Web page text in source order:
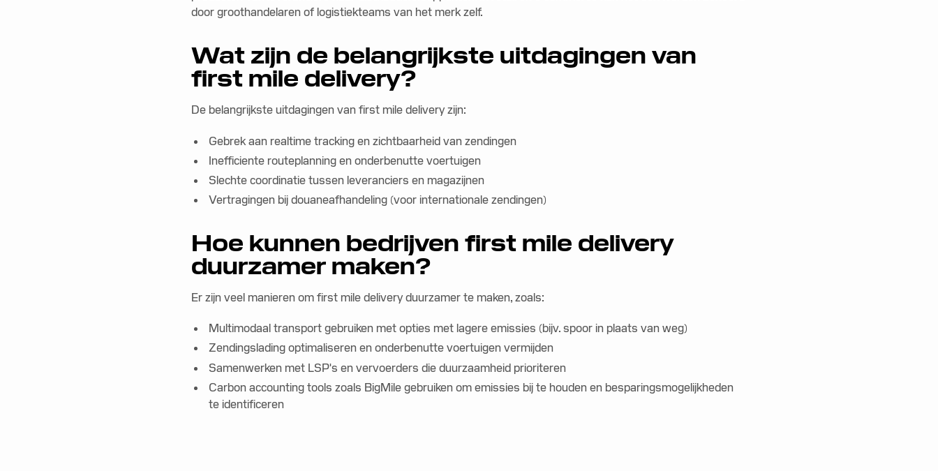
door groothandelaren of logistiekteams van het merk zelf.
Wat zijn de belangrijkste uitdagingen van
first mile delivery?
De belangrijkste uitdagingen van first mile delivery zijn:
Gebrek aan realtime tracking en zichtbaarheid van zendingen
Inefficiente routeplanning en onderbenutte voertuigen
Slechte coordinatie tussen leveranciers en magazijnen
Vertragingen bij douaneafhandeling (voor internationale zendingen)
Hoe kunnen bedrijven first mile delivery
duurzamer maken?
Er zijn veel manieren om first mile delivery duurzamer te maken, zoals:
Multimodaal transport gebruiken met opties met lagere emissies (bijv. spoor in plaats van weg)
Zendingslading optimaliseren en onderbenutte voertuigen vermijden
Samenwerken met LSP's en vervoerders die duurzaamheid prioriteren
Carbon accounting tools zoals BigMile gebruiken om emissies bij te houden en besparingsmogelijkheden
te identificeren